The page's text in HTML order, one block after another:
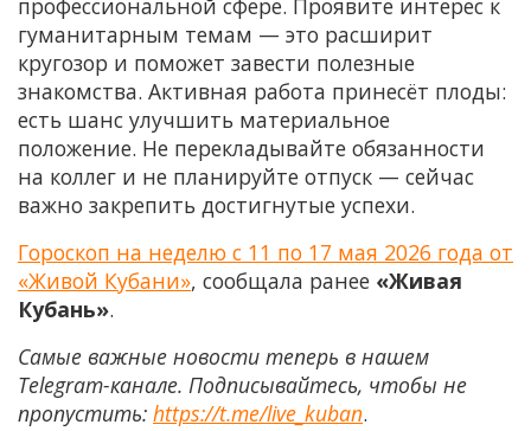
профессиональной сфере. Проявите интерес к
гуманитарным темам — это расширит
кругозор и поможет завести полезные
знакомства. Активная работа принесёт плоды:
есть шанс улучшить материальное
положение. Не перекладывайте обязанности
на коллег и не планируйте отпуск — сейчас
важно закрепить достигнутые успехи.
Гороскоп на неделю с 11 по 17 мая 2026 года от
«Живой Кубани», сообщала ранее «Живая
Кубань».
Самые важные новости теперь в нашем
Telegram-канале. Подписывайтесь, чтобы не
пропустить: https://t.me/live_kuban.